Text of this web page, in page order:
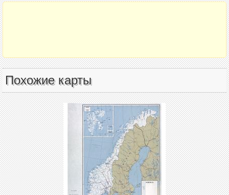
Похожие карты